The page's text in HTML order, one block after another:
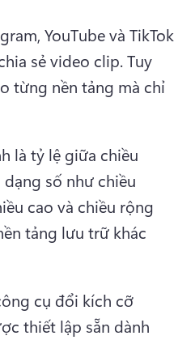
YouTube và TikTok
sẻ video clip. Tuy
từng nền tảng mà chỉ
là tỷ lệ giữa chiều
số như chiều
cao và chiều rộng
tảng lưu trữ khác
cụ đổi kích cỡ
thiết lập sẵn dành